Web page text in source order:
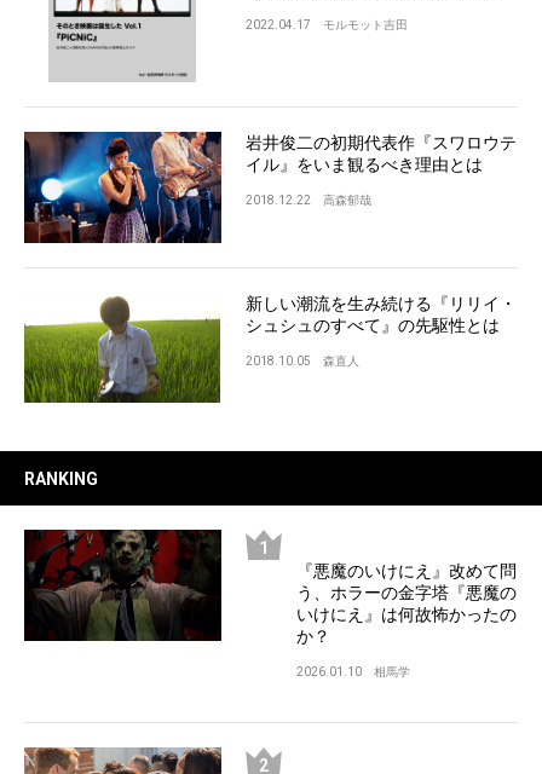
2022.04.17 モルモット吉田
岩井俊二の初期代表作『スワロウテ
イル』をいま観るべき理由とは
2018.12.22 高森郁哉
新しい潮流を生み続ける『リリイ・
シュシュのすべて』の先駆性とは
2018.10.05 森直人
RANKING
『悪魔のいけにえ』改めて問
う、ホラーの金字塔『悪魔の
いけにえ』は何故怖かったの
か？
2026.01.10 相馬学